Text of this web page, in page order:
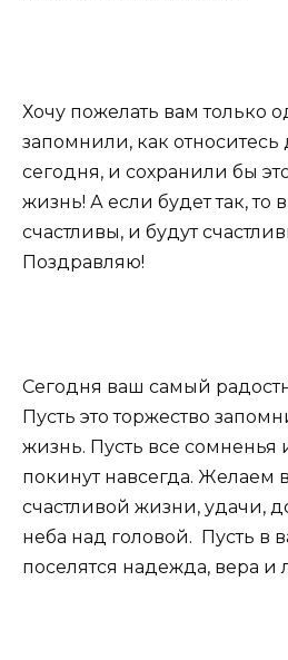
Хочу пожелать вам только
запомнили, как относитесь
сегодня, и сохранили бы
жизнь! А если будет так, то
счастливы, и будут
Поздравляю!
Сегодня ваш самый
Пусть это торжество
жизнь. Пусть все сомненья
покинут навсегда. Желаем
счастливой жизни, удачи,
неба над головой. Пусть в
поселятся надежда, вера и